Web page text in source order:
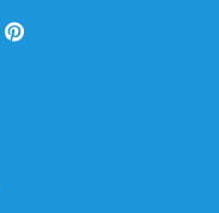
Pinterest